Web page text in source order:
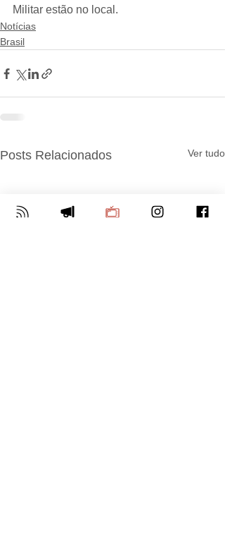
Militar estão no local.
Notícias
Brasil
Posts Relacionados Ver tudo